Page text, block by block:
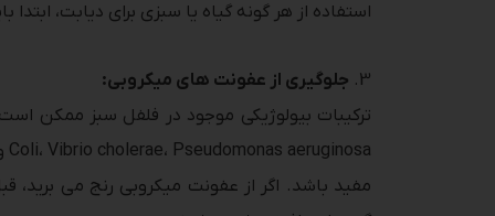
استفاده از هر گونه گیاه یا سبزی برای دیابت،
جلوگیری از عفونت های میکروبی:
مفید باشد. اگر از عفونت میکروبی رنج می برید،